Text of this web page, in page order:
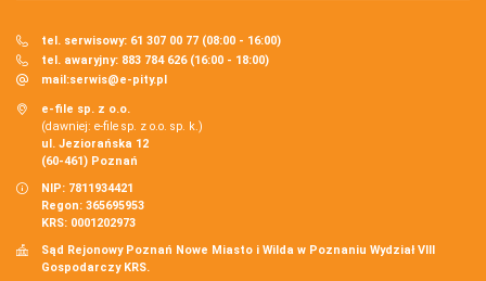
tel. serwisowy: 61 307 00 77 (08:00 - 16:00)
tel. awaryjny: 883 784 626 (16:00 - 18:00)
mail:serwis@e-pity.pl
e-file sp. z o.o.
(dawniej: e-file sp. z o.o. sp. k.)
ul. Jeziorańska 12
(60-461) Poznań
NIP: 7811934421
Regon: 365695953
KRS: 0001202973
Sąd Rejonowy Poznań Nowe Miasto i Wilda w Poznaniu Wydział VIII
Gospodarczy KRS.